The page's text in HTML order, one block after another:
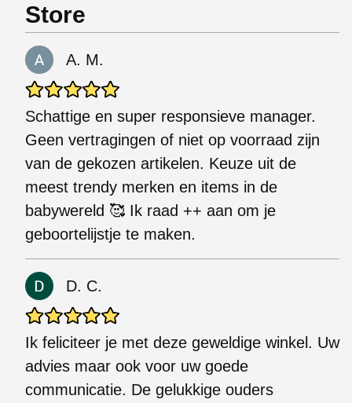
Store
A. M.
Schattige en super responsieve manager.
Geen vertragingen of niet op voorraad zijn
van de gekozen artikelen. Keuze uit de
meest trendy merken en items in de
babywereld 🥰 Ik raad ++ aan om je
geboortelijstje te maken.
D. C.
Ik feliciteer je met deze geweldige winkel. Uw
advies maar ook voor uw goede
communicatie. De gelukkige ouders